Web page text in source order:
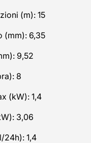
(m): 15
(mm): 6,35
9,52
8
(kW): 1,4
3,06
24h): 1,4